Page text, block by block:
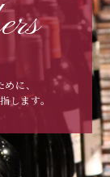
に、
します。